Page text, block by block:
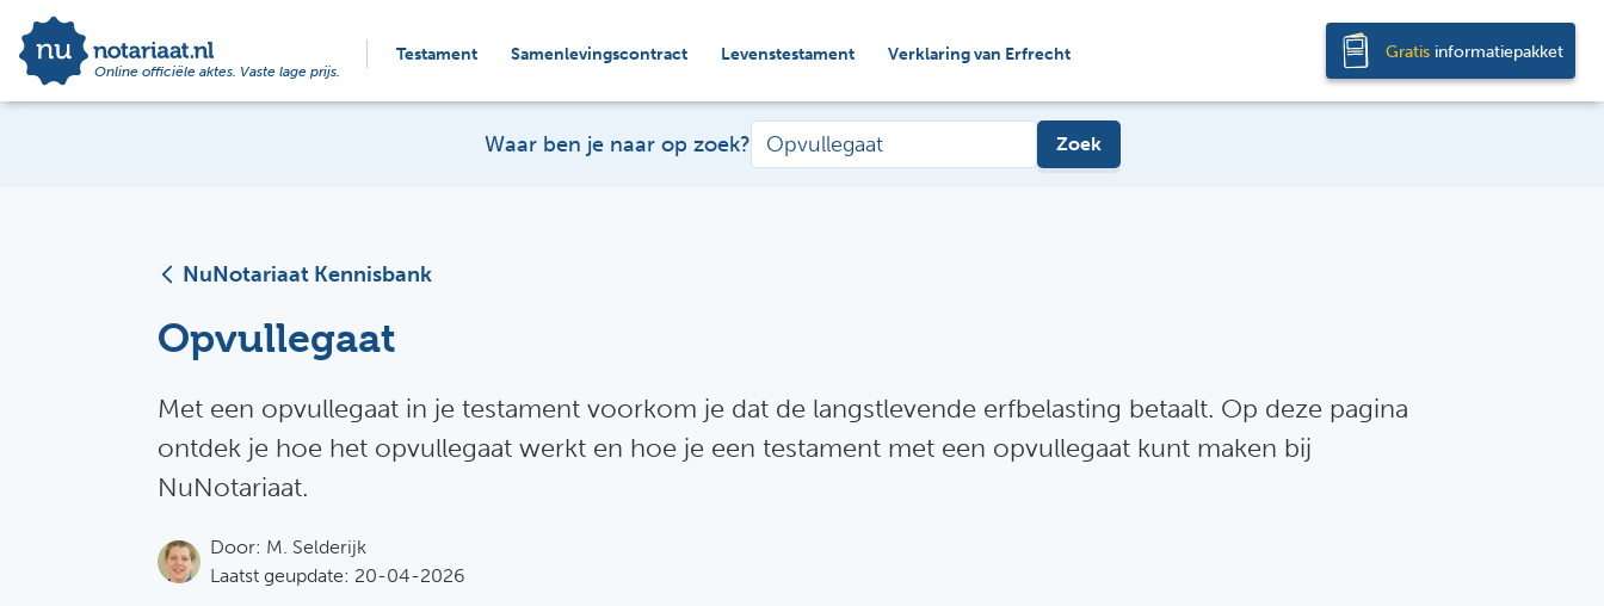
Online officiële aktes. Vaste lage prijs.
Testament Samenlevingscontract Levenstestament Verklaring van Erfrecht Gratis informatiepakket
Waar ben je naar op zoek? Zoek
NuNotariaat Kennisbank
Opvullegaat
Met een opvullegaat in je testament voorkom je dat de langstlevende erfbelasting betaalt. Op deze pagina
ontdek je hoe het opvullegaat werkt en hoe je een testament met een opvullegaat kunt maken bij
NuNotariaat.
Door: M. Selderijk
Laatst geupdate: 20-04-2026